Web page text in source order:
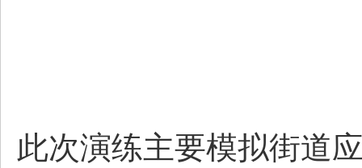
此次演练主要模拟街道